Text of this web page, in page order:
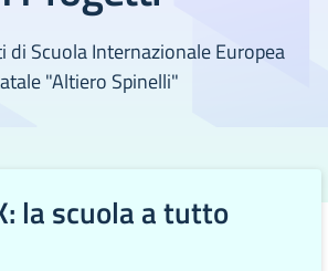
di Scuola Internazionale Europea
"Altiero Spinelli"
la scuola a tutto